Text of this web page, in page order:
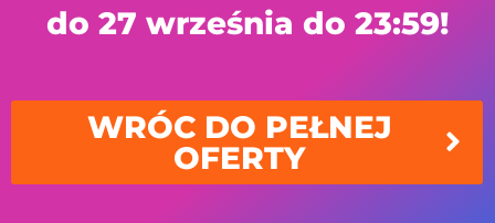
do 27 września do 23:59!
WRÓC DO PEŁNEJ
OFERTY